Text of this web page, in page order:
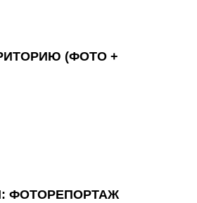
(ФОТО +
ФОТОРЕПОРТАЖ